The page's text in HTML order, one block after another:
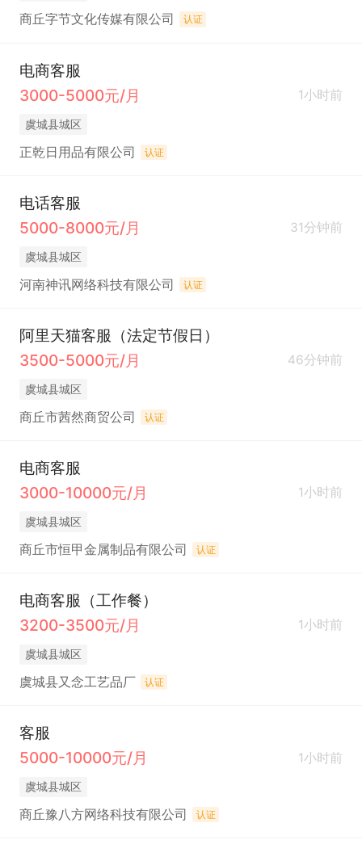
商丘字节文化传媒有限公司 认证
电商客服
3000-5000元/月
1小时前
虞城县城区
正乾日用品有限公司 认证
电话客服
5000-8000元/月
31分钟前
虞城县城区
河南神讯网络科技有限公司 认证
阿里天猫客服（法定节假日）
3500-5000元/月
46分钟前
虞城县城区
商丘市茜然商贸公司 认证
电商客服
3000-10000元/月
1小时前
虞城县城区
商丘市恒甲金属制品有限公司 认证
电商客服（工作餐）
3200-3500元/月
1小时前
虞城县城区
虞城县又念工艺品厂 认证
客服
5000-10000元/月
1小时前
虞城县城区
商丘豫八方网络科技有限公司 认证